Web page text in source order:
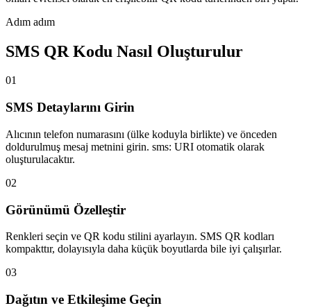
Adım adım
SMS QR Kodu Nasıl Oluşturulur
01
SMS Detaylarını Girin
Alıcının telefon numarasını (ülke koduyla birlikte) ve önceden
doldurulmuş mesaj metnini girin. sms: URI otomatik olarak
oluşturulacaktır.
02
Görünümü Özelleştir
Renkleri seçin ve QR kodu stilini ayarlayın. SMS QR kodları
kompakttır, dolayısıyla daha küçük boyutlarda bile iyi çalışırlar.
03
Dağıtın ve Etkileşime Geçin